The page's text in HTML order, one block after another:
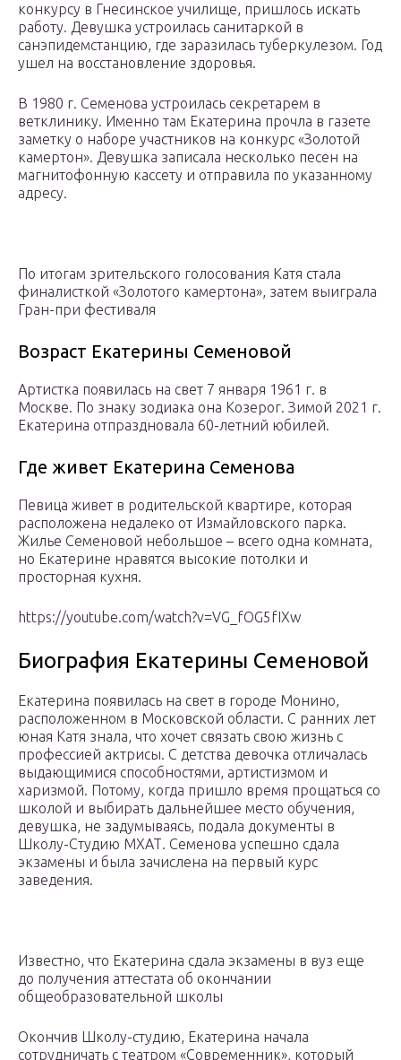
конкурсу в Гнесинское училище, пришлось искать
работу. Девушка устроилась санитаркой в
санэпидемстанцию, где заразилась туберкулезом. Год
ушел на восстановление здоровья.
В 1980 г. Семенова устроилась секретарем в
ветклинику. Именно там Екатерина прочла в газете
заметку о наборе участников на конкурс «Золотой
камертон». Девушка записала несколько песен на
магнитофонную кассету и отправила по указанному
адресу.
По итогам зрительского голосования Катя стала
финалисткой «Золотого камертона», затем выиграла
Гран-при фестиваля
Возраст Екатерины Семеновой
Артистка появилась на свет 7 января 1961 г. в
Москве. По знаку зодиака она Козерог. Зимой 2021 г.
Екатерина отпраздновала 60-летний юбилей.
Где живет Екатерина Семенова
Певица живет в родительской квартире, которая
расположена недалеко от Измайловского парка.
Жилье Семеновой небольшое – всего одна комната,
но Екатерине нравятся высокие потолки и
просторная кухня.
https://youtube.com/watch?v=VG_fOG5fIXw
Биография Екатерины Семеновой
Екатерина появилась на свет в городе Монино,
расположенном в Московской области. С ранних лет
юная Катя знала, что хочет связать свою жизнь с
профессией актрисы. С детства девочка отличалась
выдающимися способностями, артистизмом и
харизмой. Потому, когда пришло время прощаться со
школой и выбирать дальнейшее место обучения,
девушка, не задумываясь, подала документы в
Школу-Студию МХАТ. Семенова успешно сдала
экзамены и была зачислена на первый курс
заведения.
Известно, что Екатерина сдала экзамены в вуз еще
до получения аттестата об окончании
общеобразовательной школы
Окончив Школу-студию, Екатерина начала
сотрудничать с театром «Современник», который